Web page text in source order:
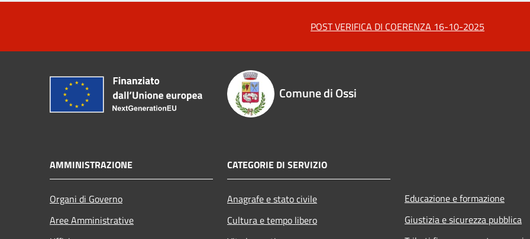
POST VERIFICA DI COERENZA 16-10-2025
Comune di Ossi
AMMINISTRAZIONE
Organi di Governo
Aree Amministrative
CATEGORIE DI SERVIZIO
Anagrafe e stato civile
Cultura e tempo libero
Educazione e formazione
Giustizia e sicurezza pubblica